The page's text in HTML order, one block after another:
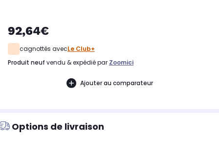
92,64€
cagnottés avecLe Club+
produit neuf vendu & expédié par Zoomici
Ajouter au comparateur
Options de livraison